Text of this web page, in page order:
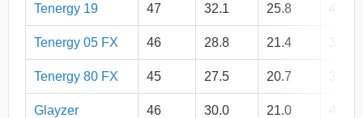
Tenergy 19 47 32.1 25.8 41.6
Tenergy 05 FX 46 28.8 21.4 37.8
Tenergy 80 FX 45 27.5 20.7 34.5
Glayzer 46 30.0 21.0 41.2